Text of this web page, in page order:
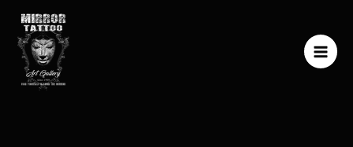
Inhalt
springen